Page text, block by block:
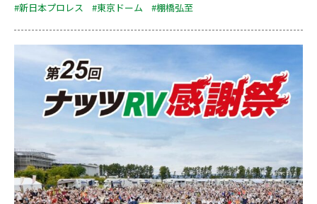
#新日本プロレス
#東京ドーム #棚橋弘至